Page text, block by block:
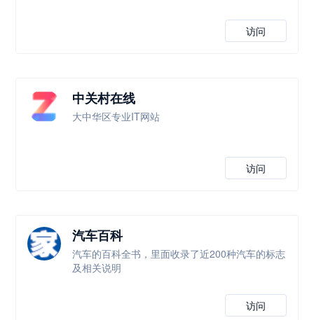
访问
中关村在线
大中华区专业IT网站
访问
汽车百科
汽车的百科全书，里面收录了近200种汽车的标志
及相关说明
访问